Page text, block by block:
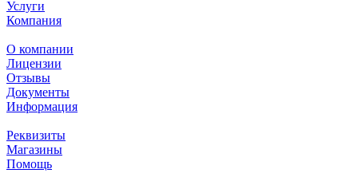
Услуги
Компания
О компании
Лицензии
Отзывы
Документы
Информация
Реквизиты
Магазины
Помощь